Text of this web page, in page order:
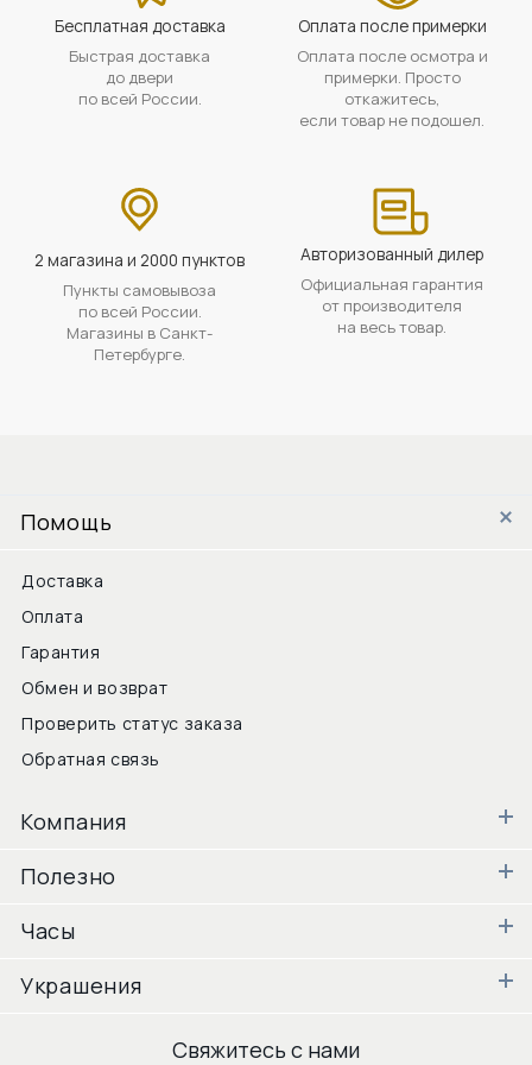
Бесплатная доставка
Быстрая доставка
до двери
по всей России.
Оплата после примерки
Оплата после осмотра и
примерки. Просто
откажитесь,
если товар не подошел.
2 магазина и 2000 пунктов
Пункты самовывоза
по всей России.
Магазины в Санкт-
Петербурге.
Авторизованный дилер
Официальная гарантия
от производителя
на весь товар.
Помощь
Доставка
Оплата
Гарантия
Обмен и возврат
Проверить статус заказа
Обратная связь
Компания
Полезно
Часы
Украшения
Свяжитесь с нами